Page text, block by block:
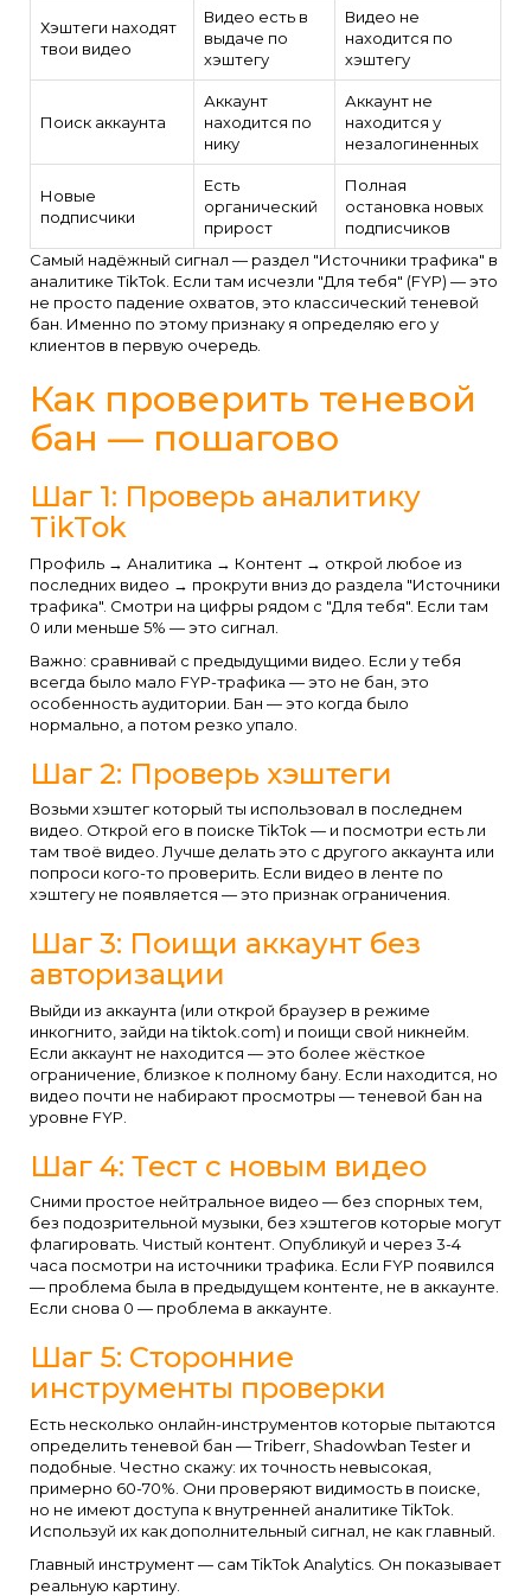
Хэштеги находят
твои видео
Видео есть в
выдаче по
хэштегу
Видео не
находится по
хэштегу
Поиск аккаунта
Аккаунт
находится по
нику
Аккаунт не
находится у
незалогиненных
Новые
подписчики
Есть
органический
прирост
Полная
остановка новых
подписчиков
Самый надёжный сигнал — раздел "Источники трафика" в
аналитике TikTok. Если там исчезли "Для тебя" (FYP) — это
не просто падение охватов, это классический теневой
бан. Именно по этому признаку я определяю его у
клиентов в первую очередь.
Как проверить теневой
бан — пошагово
Шаг 1: Проверь аналитику
TikTok
Профиль → Аналитика → Контент → открой любое из
последних видео → прокрути вниз до раздела "Источники
трафика". Смотри на цифры рядом с "Для тебя". Если там
0 или меньше 5% — это сигнал.
Важно: сравнивай с предыдущими видео. Если у тебя
всегда было мало FYP-трафика — это не бан, это
особенность аудитории. Бан — это когда было
нормально, а потом резко упало.
Шаг 2: Проверь хэштеги
Возьми хэштег который ты использовал в последнем
видео. Открой его в поиске TikTok — и посмотри есть ли
там твоё видео. Лучше делать это с другого аккаунта или
попроси кого-то проверить. Если видео в ленте по
хэштегу не появляется — это признак ограничения.
Шаг 3: Поищи аккаунт без
авторизации
Выйди из аккаунта (или открой браузер в режиме
инкогнито, зайди на tiktok.com) и поищи свой никнейм.
Если аккаунт не находится — это более жёсткое
ограничение, близкое к полному бану. Если находится, но
видео почти не набирают просмотры — теневой бан на
уровне FYP.
Шаг 4: Тест с новым видео
Сними простое нейтральное видео — без спорных тем,
без подозрительной музыки, без хэштегов которые могут
флагировать. Чистый контент. Опубликуй и через 3-4
часа посмотри на источники трафика. Если FYP появился
— проблема была в предыдущем контенте, не в аккаунте.
Если снова 0 — проблема в аккаунте.
Шаг 5: Сторонние
инструменты проверки
Есть несколько онлайн-инструментов которые пытаются
определить теневой бан — Triberr, Shadowban Tester и
подобные. Честно скажу: их точность невысокая,
примерно 60-70%. Они проверяют видимость в поиске,
но не имеют доступа к внутренней аналитике TikTok.
Используй их как дополнительный сигнал, не как главный.
Главный инструмент — сам TikTok Analytics. Он показывает
реальную картину.